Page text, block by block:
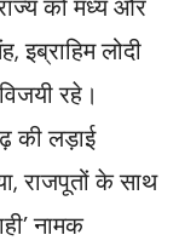
को मध्य और
इब्राहिम लोदी
रहे।
की लड़ाई
राजपूतों के साथ
नामक